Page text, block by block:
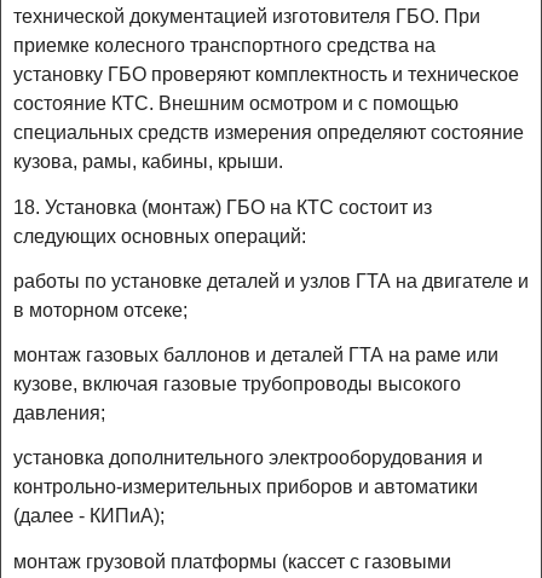
технической документацией изготовителя ГБО. При
приемке колесного транспортного средства на
установку ГБО проверяют комплектность и техническое
состояние КТС. Внешним осмотром и с помощью
специальных средств измерения определяют состояние
кузова, рамы, кабины, крыши.
18. Установка (монтаж) ГБО на КТС состоит из
следующих основных операций:
работы по установке деталей и узлов ГТА на двигателе и
в моторном отсеке;
монтаж газовых баллонов и деталей ГТА на раме или
кузове, включая газовые трубопроводы высокого
давления;
установка дополнительного электрооборудования и
контрольно-измерительных приборов и автоматики
(далее - КИПиА);
монтаж грузовой платформы (кассет с газовыми